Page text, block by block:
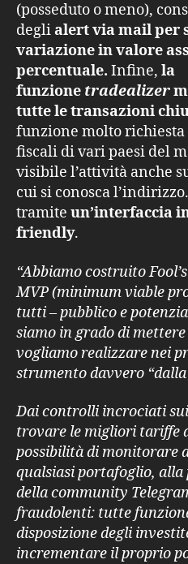
(posseduto o meno),
deglialert via mail per
variazione in valore
percentuale. Infine, la
funzione tradealizer
tutte le transazioni
funzione molto
fiscali di vari paesi del
visibile l’attività anche
cui si conosca
tramite un’interfaccia
friendly.
“Abbiamo costruito
MVP (minimum viable
tutti – pubblico e
siamo in grado di
vogliamo realizzare nei
strumento davvero
Dai controlli incrociati
trovare le migliori tariffe
possibilità di monitorare
qualsiasi portafoglio,
della community
fraudolenti: tutte
disposizione degli
incrementare il proprio